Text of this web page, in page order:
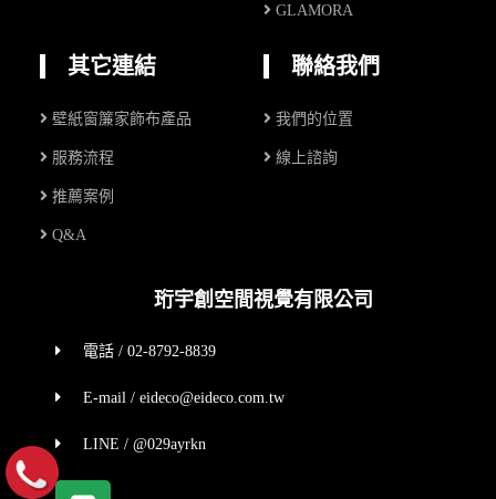
GLAMORA
其它連結
壁紙窗簾家飾布產品
服務流程
推薦案例
Q&A
聯絡我們
我們的位置
線上諮詢
珩宇創空間視覺有限公司
電話 / 02-8792-8839
E-mail / eideco@eideco.com.tw
LINE / @029ayrkn